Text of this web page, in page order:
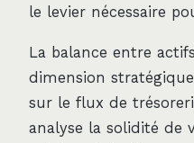
le levier nécessaire
La balance entre
dimension
sur le flux de
analyse la solidité de